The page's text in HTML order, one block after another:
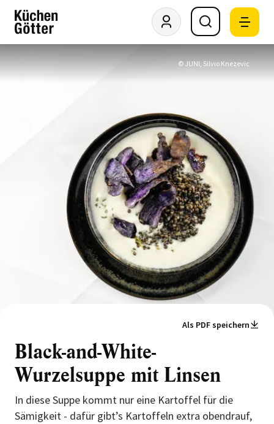
© JUNI, Silvio Knezevic
Als PDF speichern
Black-and-White-
Wurzelsuppe mit Linsen
In diese Suppe kommt nur eine Kartoffel für die
Sämigkeit - dafür gibt’s Kartoffeln extra obendrauf,